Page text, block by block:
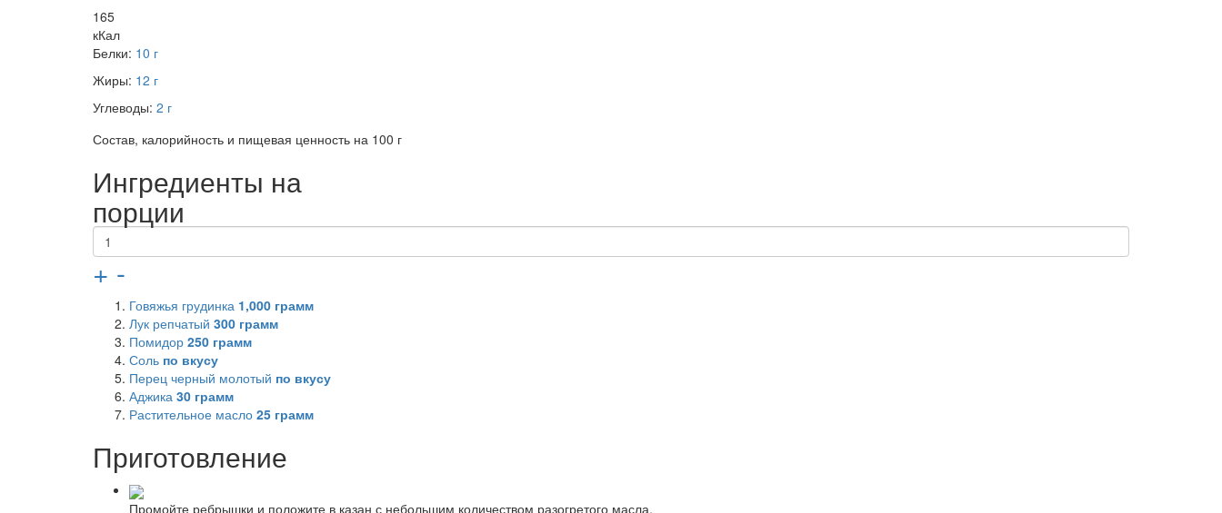
165
кКал
Белки: 10 г
Жиры: 12 г
Углеводы: 2 г
Состав, калорийность и пищевая ценность на 100 г
Ингредиенты на
порции
+ -
Говяжья грудинка 1,000 грамм
Лук репчатый 300 грамм
Помидор 250 грамм
Соль по вкусу
Перец черный молотый по вкусу
Аджика 30 грамм
Растительное масло 25 грамм
Приготовление
Промойте ребрышки и положите в казан с небольшим количеством разогретого масла.